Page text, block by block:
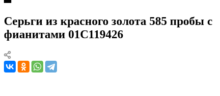
Серьги из красного золота 585 пробы с
фианитами 01С119426